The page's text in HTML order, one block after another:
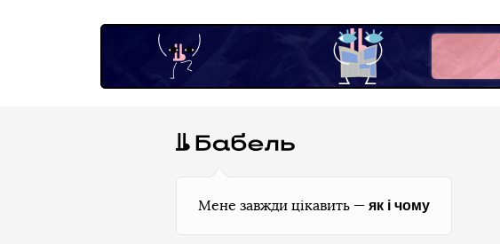
Мене завжди цікавить — як і чому